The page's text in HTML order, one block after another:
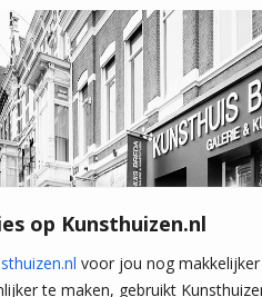
op Kunsthuizen.nl
voor jou nog makkelijker
te maken, gebruikt